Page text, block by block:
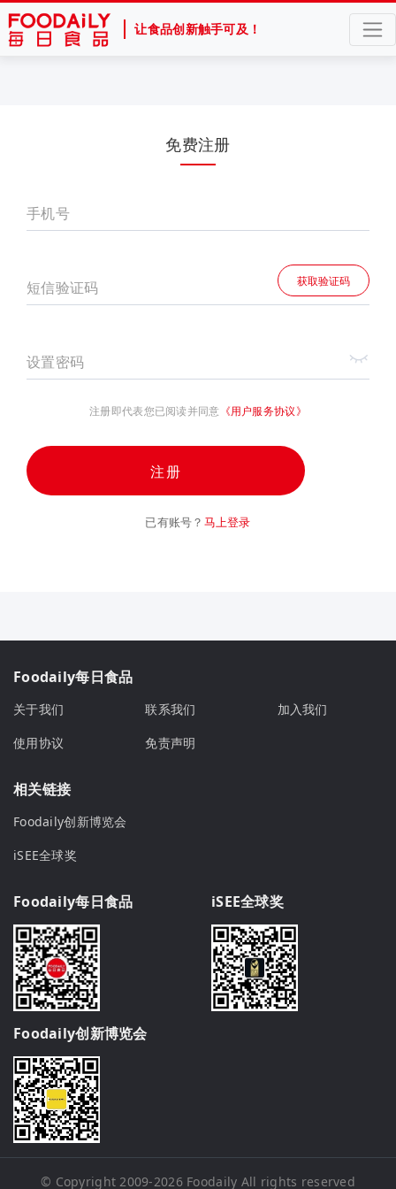
让食品创新触手可及！
免费注册
手机号
短信验证码 获取验证码
设置密码
注册即代表您已阅读并同意 《用户服务协议》
注册
已有账号？ 马上登录
Foodaily每日食品
关于我们 联系我们
加入我们
使用协议
免责声明
相关链接
Foodaily创新博览会
iSEE全球奖
Foodaily每日食品 iSEE全球奖
Foodaily创新博览会
© Copyright 2009-2026 Foodaily All rights reserved